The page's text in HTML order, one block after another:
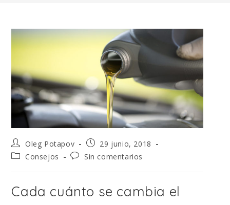
Oleg Potapov
29 junio, 2018
Consejos
Sin comentarios
Cada cuánto se cambia el